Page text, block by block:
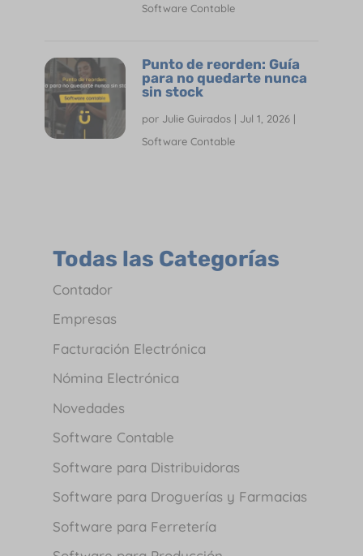
Software Contable
Punto de reorden: Guía
para no quedarte nunca
sin stock
por Julie Guirados| Jul 1, 2026|
Software Contable
Todas las Categorías
Contador
Empresas
Facturación Electrónica
Nómina Electrónica
Novedades
Software Contable
Software para Distribuidoras
Software para Droguerías y Farmacias
Software para Ferretería